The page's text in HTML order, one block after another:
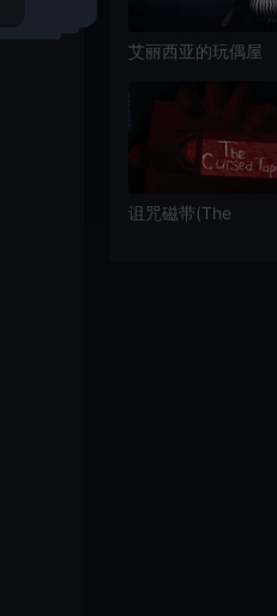
艾丽西亚的玩偶屋
简中|PC|AVG|第一人
诅咒磁带(The